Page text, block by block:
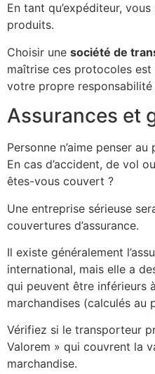
En tant qu’expéditeur,
produits.
Choisir une société de
maîtrise ces protocoles
votre propre responsabilité
Assurances et
Personne n’aime penser au
En cas d’accident, de vol
êtes-vous couvert ?
Une entreprise sérieuse
couvertures d’assurance.
Il existe généralement
international, mais elle a
qui peuvent être inférieurs
marchandises (calculés au
Vérifiez si le transporteur
Valorem » qui couvrent la
marchandise.